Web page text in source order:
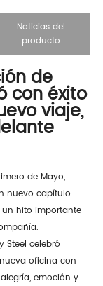
Noticias del
producto
de
con éxito
viaje,
de Mayo,
nuevo capítulo
hito importante
Steel celebró
oficina con
emoción y